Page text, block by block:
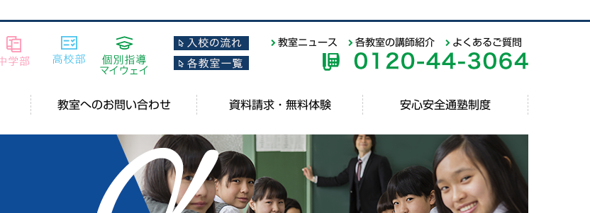
教室ニュース 各教室の講師紹介 よくあるご質問
教室へのお問い合わせ 資料請求・無料体験 安心安全通塾制度